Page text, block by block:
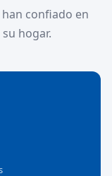
confiado en
hogar.